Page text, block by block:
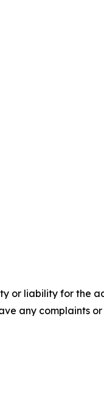
or liability for the
any complaints